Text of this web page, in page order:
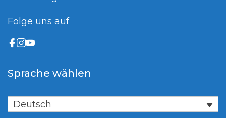
Folge uns auf
Sprache wählen
Deutsch